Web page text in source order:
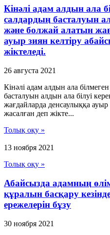
Кінәлі адам алдын ала
салдардың басталуын
және болжай алатын
ауыр зиян келтіру
жіктеледі.
26 августа 2021
Кінәлі адам алдын ала
басталуын алдын ала білуі
жағдайларда денсаулыққа ауыр
жасалған деп жікте...
Толық оқу »
13 ноября 2021
Толық оқу »
Абайсызда адамның
құралын басқару
ережелерін бұзу
30 ноября 2021